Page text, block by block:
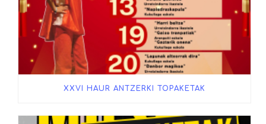
XXVI HAUR ANTZERKI TOPAKETAK